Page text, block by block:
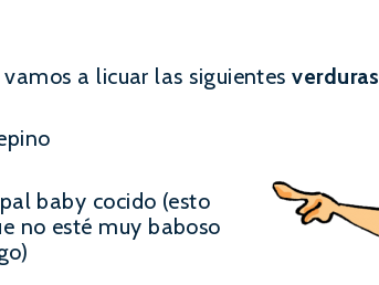
vamos a licuar las siguientesverduras
baby cocido (esto
no esté muy baboso